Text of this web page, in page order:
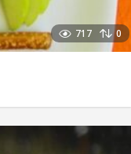
717 0